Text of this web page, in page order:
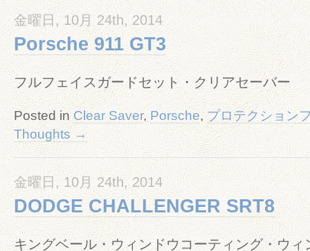
金曜日, 10月 24th, 2014
Porsche 911 GT3
フルフェイスガードセット・クリアセーバー
Posted inClear Saver, Porsche,プロテクション
Thoughts →
金曜日, 10月 24th, 2014
DODGE CHALLENGER SRT8
キングベール・ウィンドウコーティング・ウ